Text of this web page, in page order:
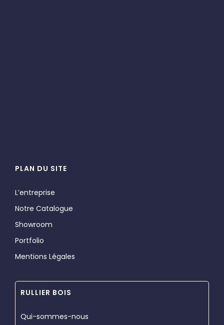
PLAN DU SITE
L’entreprise
Notre Catalogue
Showroom
Portfolio
Mentions Légales
RULLIER BOIS
Qui-sommes-nous